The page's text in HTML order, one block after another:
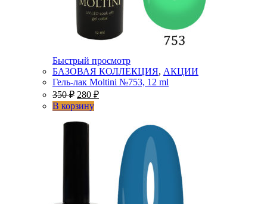
Быстрый просмотр
БАЗОВАЯ КОЛЛЕКЦИЯ, АКЦИИ
Гель-лак Moltini №753, 12 ml
350₽ 280 ₽
В корзину